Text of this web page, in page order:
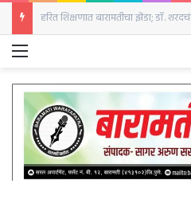
Menu